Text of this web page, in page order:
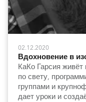
02.12.2020
Вдохновение в
КаКо Гарсия
по свету,
группами и
дает уроки и